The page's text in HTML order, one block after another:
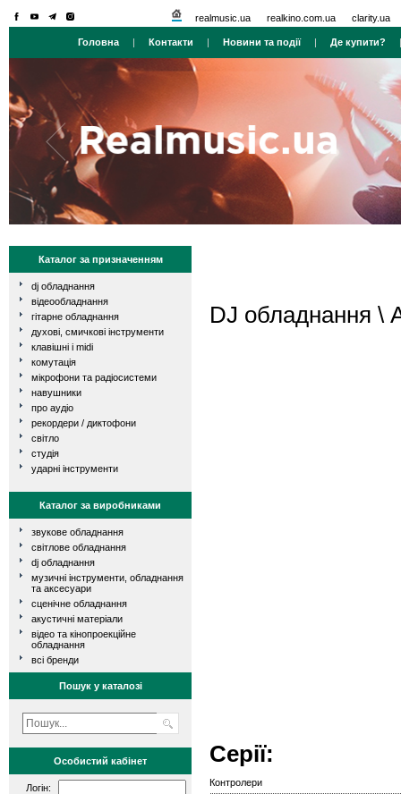
realmusic.ua realkino.com.ua clarity.ua
Головна | Контакти | Новини та події| Де купити?
Каталог за призначенням
dj обладнання
відеообладнання
гітарне обладнання
духові, смичкові інструменти
клавішні і midi
комутація
мікрофони та радіосистеми
навушники
про аудіо
рекордери / диктофони
світло
студія
ударні інструменти
Каталог за виробниками
звукове обладнання
світлове обладнання
dj обладнання
музичні інструменти, обладнання
та аксесуари
сценічне обладнання
акустичні матеріали
відео та кінопроекційне
обладнання
всі бренди
Пошук у каталозі
Особистий кабінет
Логін:
DJ обладнання \
Серії:
Контролери